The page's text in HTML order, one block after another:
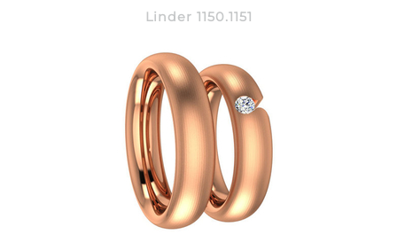
Linder 1150.1151